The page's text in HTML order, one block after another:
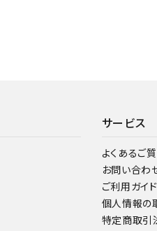
サービス
よくあるご
お問い合わ
ご利用ガイド
個人情報の
特定商取引